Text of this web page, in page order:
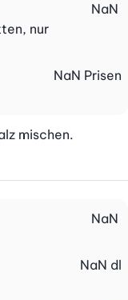
nur
NaN
NaN Prisen
mischen.
NaN
NaN dl